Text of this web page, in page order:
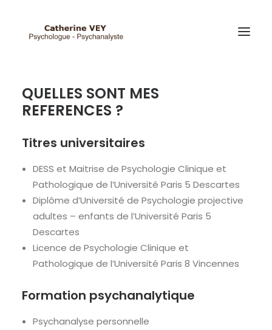
QUELLES SONT MES
REFERENCES ?
Titres universitaires
DESS et Maitrise de Psychologie Clinique et
Pathologique de l’Université Paris 5 Descartes
Diplôme d’Université de Psychologie projective
adultes – enfants de l’Université Paris 5
Descartes
Licence de Psychologie Clinique et
Pathologique de l’Université Paris 8 Vincennes
Formation psychanalytique
Psychanalyse personnelle